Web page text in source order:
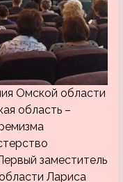
Омской области
область –
заместитель
Лариса